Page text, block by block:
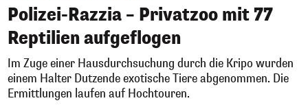
Polizei-Razzia – Privatzoo mit 77
Reptilien aufgeflogen
Im Zuge einer Hausdurchsuchung durch die Kripo wurden
einem Halter Dutzende exotische Tiere abgenommen. Die
Ermittlungen laufen auf Hochtouren.